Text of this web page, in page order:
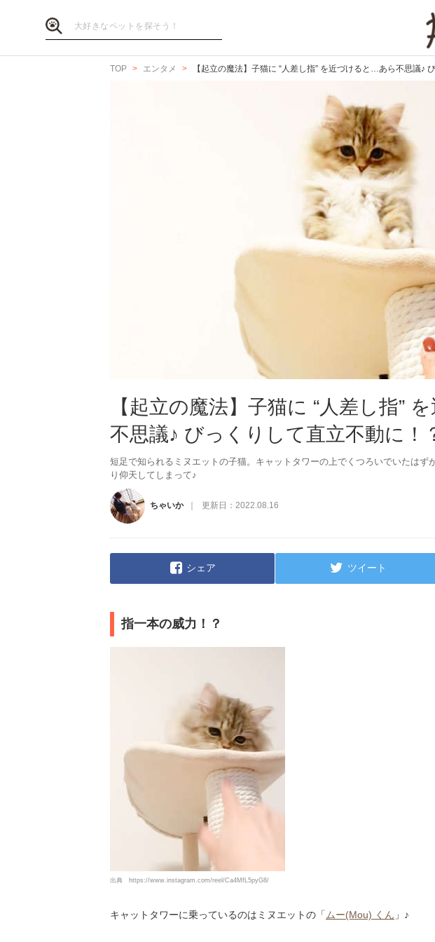
TOP エンタメ 【起立の魔法】子猫に “人差し指” を近づけると…あら不思議♪
【起立の魔法】子猫に “人差し指”
不思議♪ びっくりして直立不動に！
短足で知られるミヌエットの子猫。キャットタワーの上でくつろいでいたはず
り仰天してしまって♪
ちゃいか 更新日： 2022.08.16
シェア ツイート
指一本の威力！？
出典 https://www.instagram.com/reel/Ca4MfL5pyG8/
キャットタワーに乗っているのはミヌエットの「 ムー(Mou) くん 」♪